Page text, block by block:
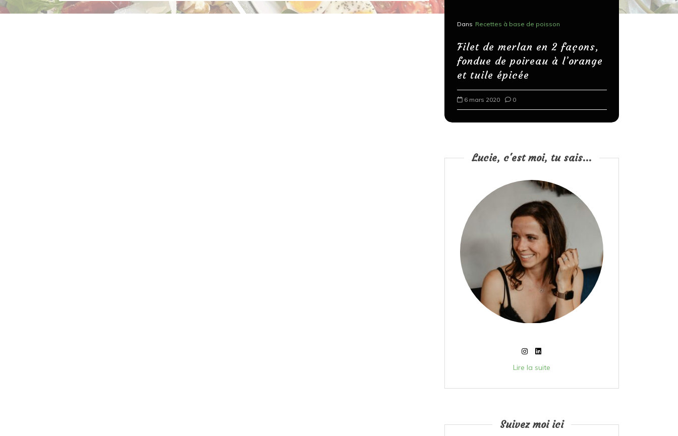
Dans Recettes à base de poisson
Filet de merlan en 2 façons,
fondue de poireau à l’orange
et tuile épicée
6 mars 2020 0
Lucie, c'est moi, tu sais...
Lire la suite
Suivez moi ici